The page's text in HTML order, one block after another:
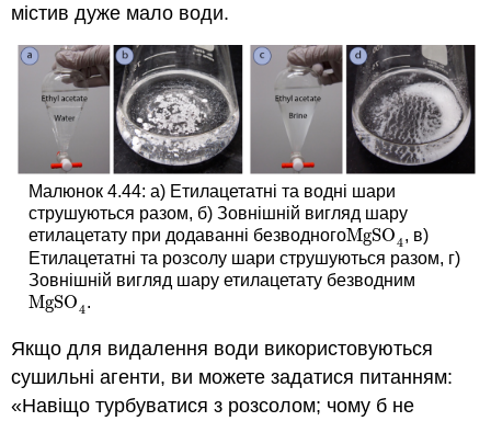
містив дуже мало води.
Малюнок 4.44: а) Етилацетатні та водні шари
струшуються разом, б) Зовнішній вигляд шару
етилацетату при додаванні безводногоMgSO4
MgSO 4, в)
Етилацетатні та розсолу шари струшуються разом, г)
Зовнішній вигляд шару етилацетату безводним
MgSO4
MgSO 4.
Якщо для видалення води використовуються
сушильні агенти, ви можете задатися питанням:
«Навіщо турбуватися з розсолом; чому б не